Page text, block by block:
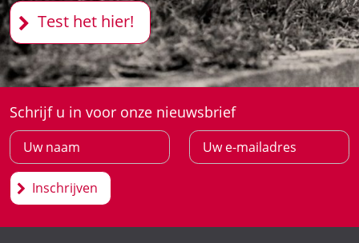
Test het hier!
Schrijf u in voor onze nieuwsbrief
Inschrijven